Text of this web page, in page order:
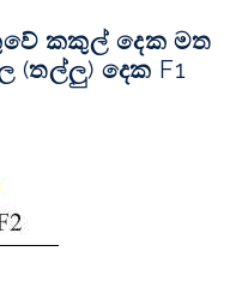
කකුල් දෙක මත
(තල්ලු) දෙක F1